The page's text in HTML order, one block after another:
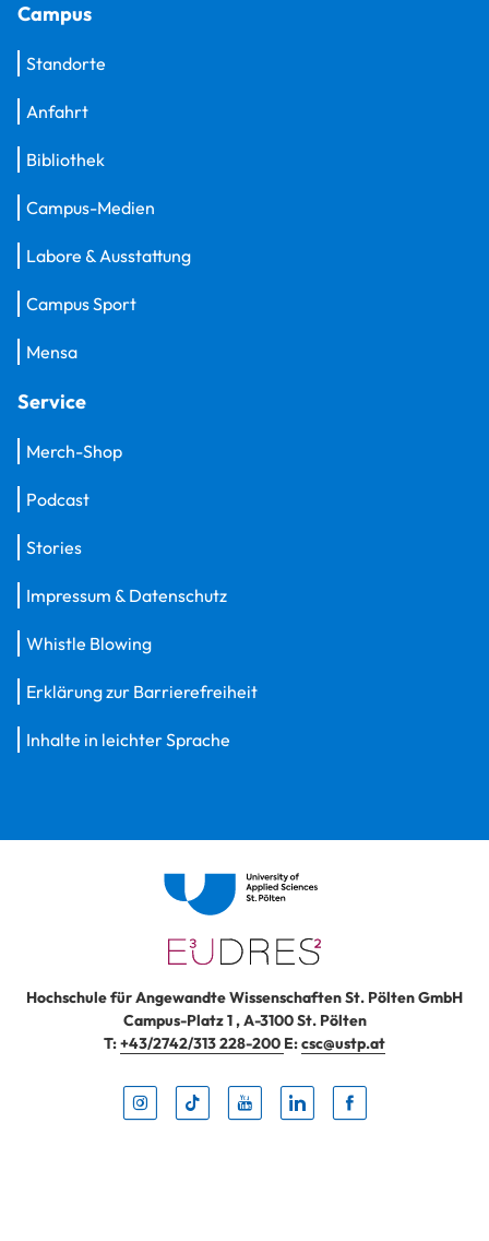
Campus
Standorte
Anfahrt
Bibliothek
Campus-Medien
Labore & Ausstattung
Campus Sport
Mensa
Service
Merch-Shop
Podcast
Stories
Impressum & Datenschutz
Whistle Blowing
Erklärung zur Barrierefreiheit
Inhalte in leichter Sprache
Hochschule für Angewandte Wissenschaften St. Pölten GmbH
Campus-Platz 1,A-3100St. Pölten
T:+43/2742/313 228-200 E:csc@ustp.at